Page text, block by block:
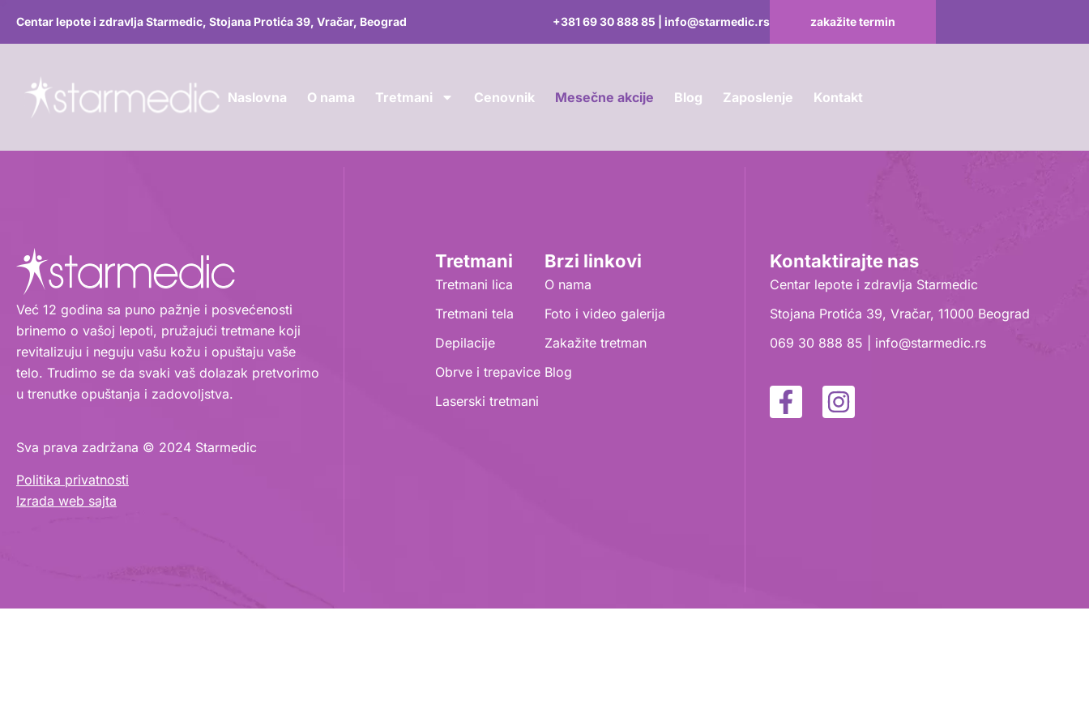
Skip to content
Centar lepote i zdravlja Starmedic, Stojana Protića 39, Vračar, Beograd +381 69 30 888 85 | info@starmedic.rs zakažite termin
Naslovna O nama Tretmani Cenovnik Mesečne akcije Blog Zaposlenje Kontakt
Već 12 godina sa puno pažnje i posvećenosti
brinemo o vašoj lepoti, pružajući tretmane koji
revitalizuju i neguju vašu kožu i opuštaju vaše
telo. Trudimo se da svaki vaš dolazak pretvorimo
u trenutke opuštanja i zadovoljstva.
Sva prava zadržana © 2024 Starmedic
Politika privatnosti
Izrada web sajta
Tretmani
Tretmani lica
Tretmani tela
Depilacije
Obrve i trepavice
Laserski tretmani
Brzi linkovi
O nama
Foto i video galerija
Zakažite tretman
Blog
Kontaktirajte nas
Centar lepote i zdravlja Starmedic
Stojana Protića 39, Vračar, 11000 Beograd
069 30 888 85 | info@starmedic.rs